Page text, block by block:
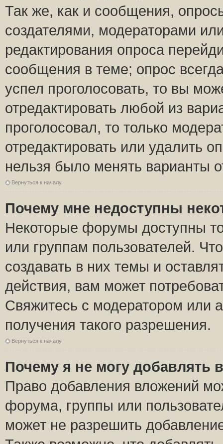
Так же, как и сообщения,
создателями, модераторами
редактирования опроса
сообщения в теме; опрос
успел проголосовать, то вы
отредактировать любой из
проголосовал, то только
отредактировать или удалить
нельзя было менять варианты
Вернуться к началу
Почему мне недоступны
Некоторые форумы доступны
или группам пользователей.
создавать в них темы и
действия, вам может
Свяжитесь с модератором или
получения такого разрешения.
Вернуться к началу
Почему я не могу добавлять
Право добавления вложений
форума, группы или
может не разрешить